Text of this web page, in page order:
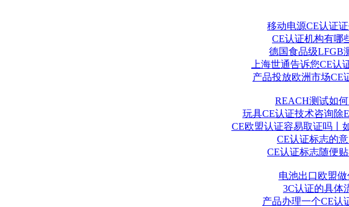
移动电源CE认证
CE认证机构有哪
德国食品级LFGB
上海世通告诉您CE认
产品投放欧洲市场CE
REACH测试如
玩具CE认证技术咨询除
CE欧盟认证容易取证吗丨
CE认证标志的
CE认证标志随便
电池出口欧盟
3C认证的具体
产品办理一个CE认